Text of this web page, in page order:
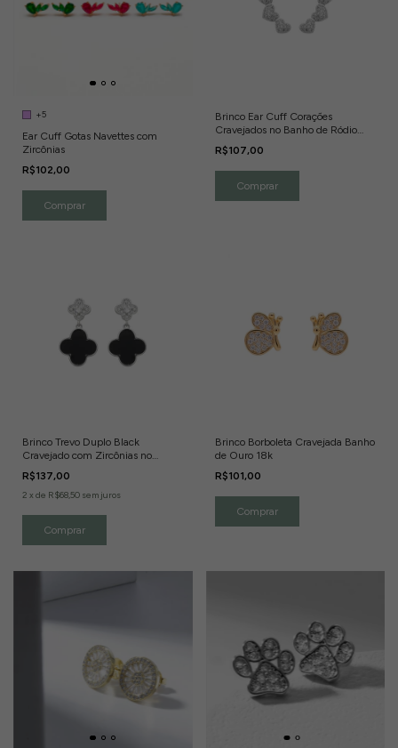
+5
Ear Cuff Gotas Navettes com
Zircônias
R$102,00
Comprar
Brinco Ear Cuff Corações
Cravejados no Banho de Ródio
Branco
R$107,00
Brinco Trevo Duplo Black
Cravejado com Zircônias no
Banho de Ródio Branco
R$137,00
2 x de R$68,50 sem juros
Brinco Borboleta Cravejada Banho
de Ouro 18k
R$101,00